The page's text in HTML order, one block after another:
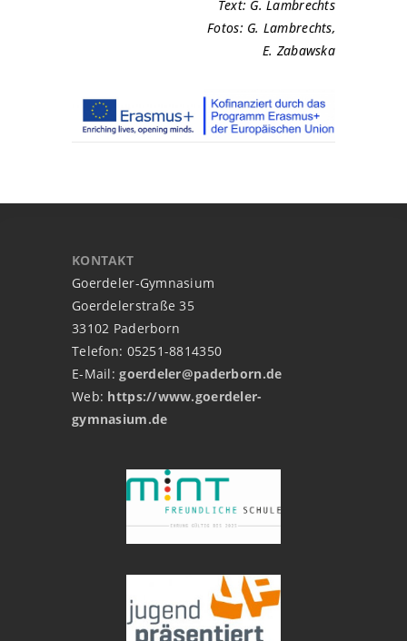
Text: G. Lambrechts
Fotos: G. Lambrechts,
E. Zabawska
KONTAKT
Goerdeler-Gymnasium
Goerdelerstraße 35
33102 Paderborn
Telefon: 05251-8814350
E-Mail:goerdeler@paderborn.de
Web: https://www.goerdeler-
gymnasium.de